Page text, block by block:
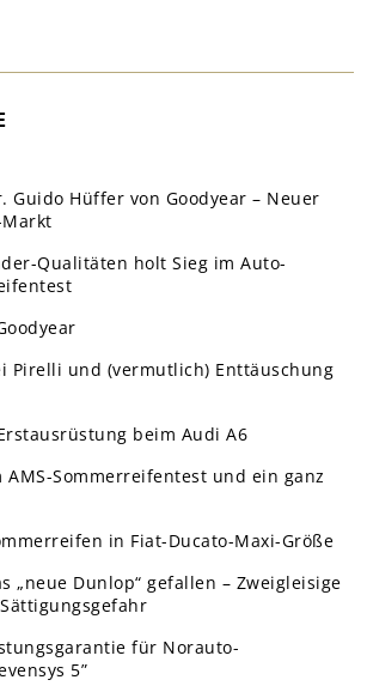
Guido Hüffer von Goodyear – Neuer
Qualitäten holt Sieg im Auto-
Pirelli und (vermutlich) Enttäuschung
beim Audi A6
Sommerreifentest und ein ganz
in Fiat-Ducato-Maxi-Größe
„neue Dunlop“ gefallen – Zweigleisige
für Norauto-
5”